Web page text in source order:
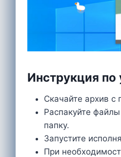
Инструкция по
Скачайте архив с
Распакуйте
папку.
Запустите
При